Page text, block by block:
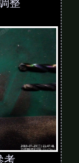
整
考